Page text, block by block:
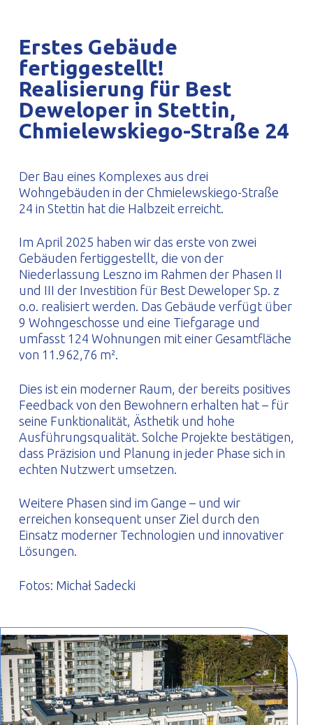
Erstes Gebäude
fertiggestellt!
Realisierung für Best
Deweloper in Stettin,
Chmielewskiego-Straße 24
Der Bau eines Komplexes aus drei
Wohngebäuden in der Chmielewskiego-Straße
24 in Stettin hat die Halbzeit erreicht.
Im April 2025 haben wir das erste von zwei
Gebäuden fertiggestellt, die von der
Niederlassung Leszno im Rahmen der Phasen II
und III der Investition für Best Deweloper Sp. z
o.o. realisiert werden. Das Gebäude verfügt über
9 Wohngeschosse und eine Tiefgarage und
umfasst 124 Wohnungen mit einer Gesamtfläche
von 11.962,76 m².
Dies ist ein moderner Raum, der bereits positives
Feedback von den Bewohnern erhalten hat – für
seine Funktionalität, Ästhetik und hohe
Ausführungsqualität. Solche Projekte bestätigen,
dass Präzision und Planung in jeder Phase sich in
echten Nutzwert umsetzen.
Weitere Phasen sind im Gange – und wir
erreichen konsequent unser Ziel durch den
Einsatz moderner Technologien und innovativer
Lösungen.
Fotos: Michał Sadecki